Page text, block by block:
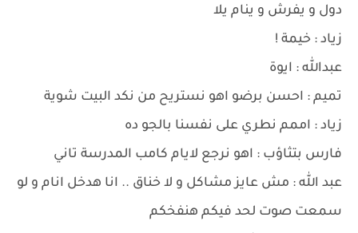
دول و يفرش و ينام يلا
زياد : خيمة !
عبدالله : ايوة
تميم : احسن برضو اهو نستريح من نكد البيت شوية
زياد : اممم نطري على نفسنا بالجو ده
فارس بتثاؤب : اهو نرجع لايام كامب المدرسة تاني
عبد الله : مش عايز مشاكل و لا خناق .. انا هدخل انام و لو
سمعت صوت لحد فيكم هنفخكم